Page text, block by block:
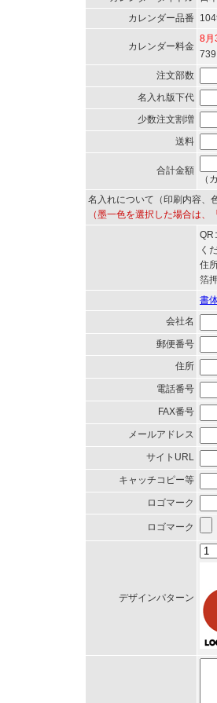
カレンダー品番
カレンダー料金
8月
注文部数
名入れ版下代
少数注文割増
送料
合計金額
（
名入れについて（印刷内容、
（墨一色を選択した場合は
QR
く
住
箔
書
会社名
郵便番号
住所
電話番号
FAX番号
メールアドレス
サイトURL
キャッチコピー等
ロゴマーク
ロゴマーク
デザインパターン